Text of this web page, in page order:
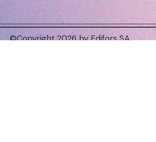
Vitamin B1 und B2 0.01mg.
©Copyright 2026 by Edifors SA